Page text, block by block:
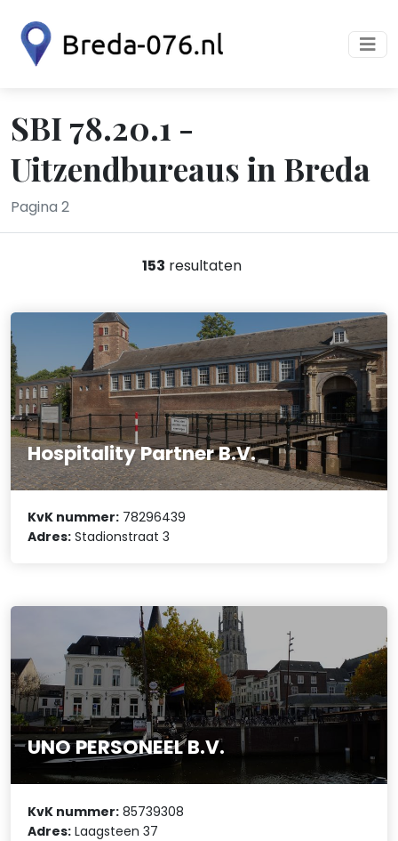
SBI 78.20.1 -
Uitzendbureaus in Breda
Pagina 2
153 resultaten
Hospitality Partner B.V.
KvK nummer: 78296439
Adres: Stadionstraat 3
UNO PERSONEEL B.V.
KvK nummer: 85739308
Adres: Laagsteen 37